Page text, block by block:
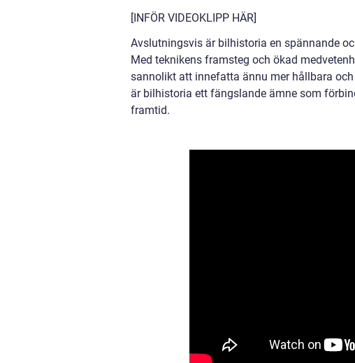
[INFÖR VIDEOKLIPP HÄR]
Avslutningsvis är bilhistoria en spännande
Med teknikens framsteg och ökad
sannolikt att innefatta ännu mer hållbara
är bilhistoria ett fängslande ämne som
framtid.